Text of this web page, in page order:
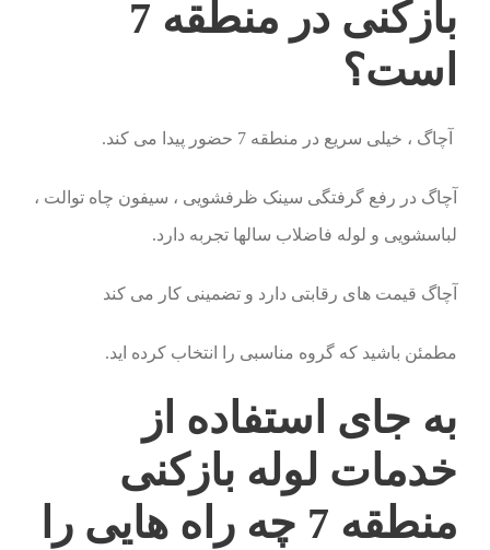
بازکنی در منطقه 7
است؟
آچاگ ، خیلی سریع در منطقه 7 حضور پیدا می کند.
آچاگ در رفع گرفتگی سینک ظرفشویی ، سیفون چاه توالت ،
لباسشویی و لوله فاضلاب سالها تجربه دارد.
آچاگ قیمت های رقابتی دارد و تضمینی کار می کند
مطمئن باشید که گروه مناسبی را انتخاب کرده اید.
به جای استفاده از
خدمات لوله بازکنی
منطقه 7 چه راه هایی را